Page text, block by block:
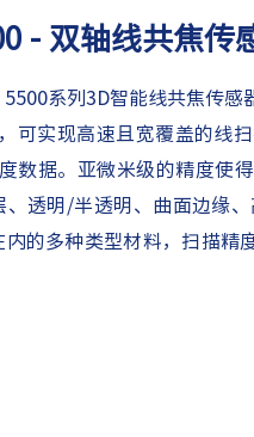
- 双轴线共焦传
系列3D智能线共焦传感
可实现高速且宽覆盖的线
数据。亚微米级的精度使
、透明/半透明、曲面边缘
的多种类型材料，扫描精